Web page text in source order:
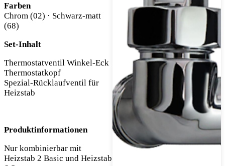
Farben
Chrom (02) · Schwarz-matt
(68)
Set-Inhalt
Thermostatventil Winkel-Eck
Thermostatkopf
Spezial-Rücklaufventil für
Heizstab
Produktinformationen
Nur kombinierbar mit
Heizstab 2 Basic und Heizstab